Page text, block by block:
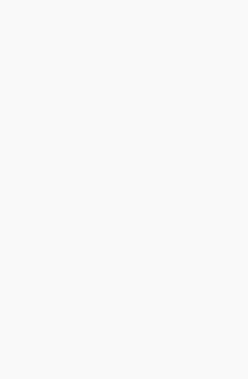
ポンジ生地よさこい旗
ョンと丈夫な生地。
りを與える事間違いありません。